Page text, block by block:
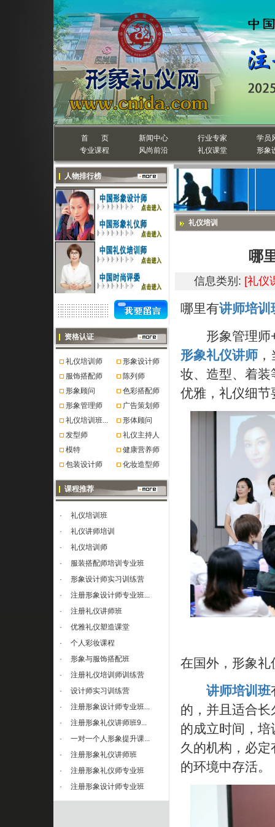
首 页 新闻中心 行业专家
学员
专业课程
风尚前沿 礼仪课堂 形象
人物排行榜
资格认证
礼仪培训师
形象设计师
服饰搭配师
陈列师
形象顾问
色彩搭配师
形象管理师
广告策划师
礼仪培训班...
形体顾问
发型师
礼仪主持人
模特
健康营养师
包装设计师
化妆造型师
课程推荐
·
礼仪培训班
·
礼仪讲师培训
·
礼仪培训师
·
服装搭配师培训专业班
·
形象设计师实习训练营
·
注册形象设计师专业班...
·
注册礼仪讲师班
·
优雅礼仪塑造课堂
·
个人彩妆课程
·
形象与服饰搭配班
·
注册礼仪培训师训练营
·
设计师实习训练营
·
注册形象设计师专业班...
·
注册形象礼仪讲师班9...
·
一对一个人形象提升课...
·
注册形象礼仪讲师班
·
注册形象礼仪师专业班
·
注册形象设计师专业班
礼仪培训
哪
信息类别: [礼仪
哪里有讲师培训
形象管理师+
形象礼仪讲师，
妆、造型、着
优雅，礼仪细
在国外，形象
讲师培训班
的，并且适合
的成立时间，
久的机构，必
的环境中存活。